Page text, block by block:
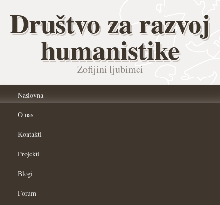
Društvo za razvoj
humanistike
Zofijini ljubimci
Naslovna
O nas
Kontakti
Projekti
Blogi
Forum